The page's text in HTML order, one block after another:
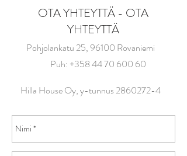
OTA YHTEYTTÄ - OTA
YHTEYTTÄ
Pohjolankatu 25, 96100 Rovaniemi
Puh:+358 44 70 600 60
Hilla House Oy, y-tunnus2860272-4